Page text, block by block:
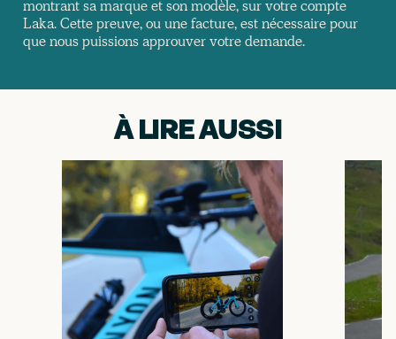
montrant sa marque et son modèle, sur votre compte
Laka. Cette preuve, ou une facture, est nécessaire pour
que nous puissions approuver votre demande.
À LIRE AUSSI